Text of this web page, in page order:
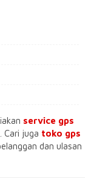
service gps
Cari juga toko gps
dan ulasan